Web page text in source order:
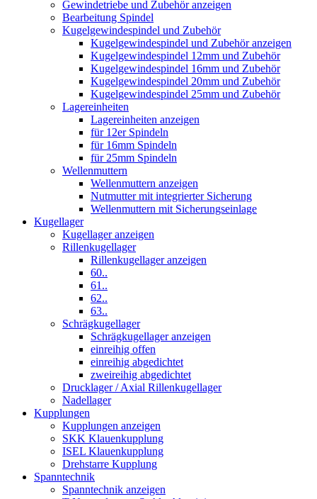
Gewindetriebe und Zubehör anzeigen
Bearbeitung Spindel
Kugelgewindespindel und Zubehör
Kugelgewindespindel und Zubehör anzeigen
Kugelgewindespindel 12mm und Zubehör
Kugelgewindespindel 16mm und Zubehör
Kugelgewindespindel 20mm und Zubehör
Kugelgewindespindel 25mm und Zubehör
Lagereinheiten
Lagereinheiten anzeigen
für 12er Spindeln
für 16mm Spindeln
für 25mm Spindeln
Wellenmuttern
Wellenmuttern anzeigen
Nutmutter mit integrierter Sicherung
Wellenmuttern mit Sicherungseinlage
Kugellager
Kugellager anzeigen
Rillenkugellager
Rillenkugellager anzeigen
60..
61..
62..
63..
Schrägkugellager
Schrägkugellager anzeigen
einreihig offen
einreihig abgedichtet
zweireihig abgedichtet
Drucklager / Axial Rillenkugellager
Nadellager
Kupplungen
Kupplungen anzeigen
SKK Klauenkupplung
ISEL Klauenkupplung
Drehstarre Kupplung
Spanntechnik
Spanntechnik anzeigen